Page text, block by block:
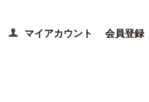
マイアカウント 会員登録